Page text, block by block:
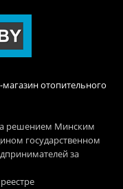
отопительного
решением Минским
государственном
за